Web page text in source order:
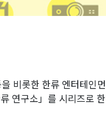
비롯한 한류 엔터테인먼
연구소」를 시리즈로 한